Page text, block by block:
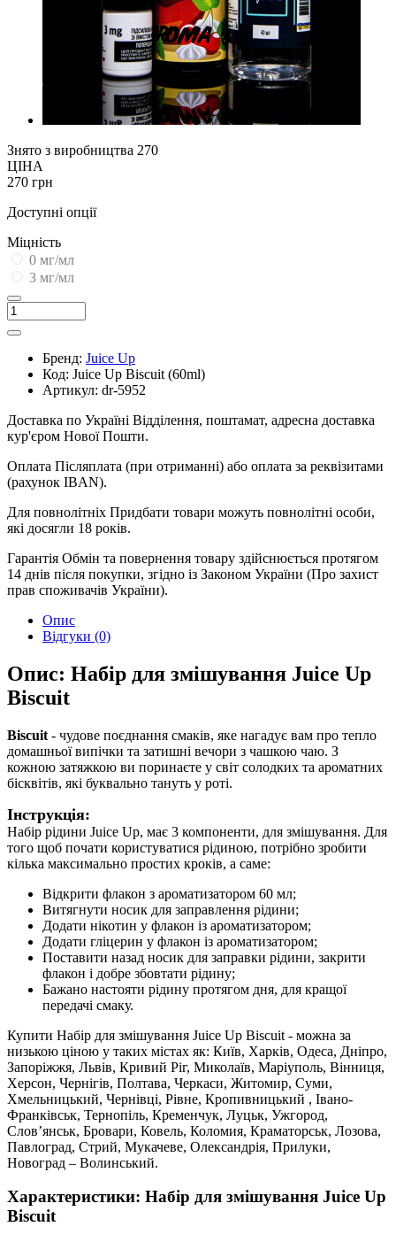
Знято з виробництва 270
ЦІНА
270 грн
Доступні опції
Міцність
0 мг/мл
3 мг/мл
Бренд: Juice Up
Код: Juice Up Biscuit (60ml)
Артикул: dr-5952
Доставка по Україні Відділення, поштамат, адресна доставка
кур'єром Нової Пошти.
Оплата Післяплата (при отриманні) або оплата за реквізитами
(рахунок IBAN).
Для повнолітніх Придбати товари можуть повнолітні особи,
які досягли 18 років.
Гарантія Обмін та повернення товару здійснюється протягом
14 днів після покупки, згідно із Законом України (Про захист
прав споживачів України).
Опис
Відгуки (0)
Опис: Набір для змішування Juice Up
Biscuit
Biscuit - чудове поєднання смаків, яке нагадує вам про тепло
домашньої випічки та затишні вечори з чашкою чаю. З
кожною затяжкою ви поринаєте у світ солодких та ароматних
бісквітів, які буквально тануть у роті.
Інструкція:
Набір рідини Juice Up, має 3 компоненти, для змішування. Для
того щоб почати користуватися рідиною, потрібно зробити
кілька максимально простих кроків, а саме:
Відкрити флакон з ароматизатором 60 мл;
Витягнути носик для заправлення рідини;
Додати нікотин у флакон із ароматизатором;
Додати гліцерин у флакон із ароматизатором;
Поставити назад носик для заправки рідини, закрити
флакон і добре збовтати рідину;
Бажано настояти рідину протягом дня, для кращої
передачі смаку.
Купити Набір для змішування Juice Up Biscuit - можна за
низькою ціною у таких містах як: Київ, Харків, Одеса, Дніпро,
Запоріжжя, Львів, Кривий Ріг, Миколаїв, Маріуполь, Вінниця,
Херсон, Чернігів, Полтава, Черкаси, Житомир, Суми,
Хмельницький, Чернівці, Рівне, Кропивницький , Івано-
Франківськ, Тернопіль, Кременчук, Луцьк, Ужгород,
Слов’янськ, Бровари, Ковель, Коломия, Краматорськ, Лозова,
Павлоград, Стрий, Мукачеве, Олександрія, Прилуки,
Новоград – Волинський.
Характеристики: Набір для змішування Juice Up
Biscuit